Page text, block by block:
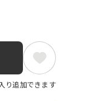
り追加できます